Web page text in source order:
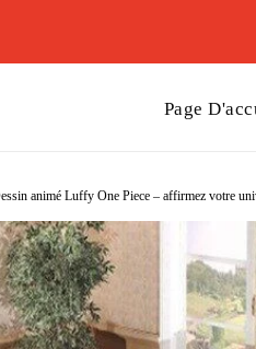
Page
animé Luffy One Piece – affirmez votre